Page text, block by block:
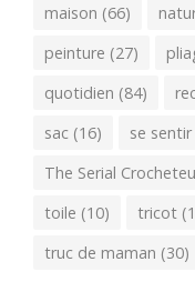
maison (66)
peinture (27)
quotidien (84)
sac (16) se
The Serial
toile (10) tricot
truc de maman (30)